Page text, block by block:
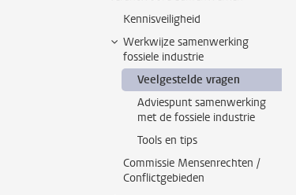
Kennisveiligheid
Werkwijze samenwerking
fossiele industrie
Veelgestelde vragen
Adviespunt samenwerking
met de fossiele industrie
Tools en tips
Commissie Mensenrechten /
Conflictgebieden